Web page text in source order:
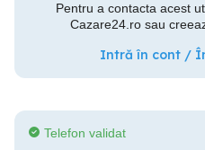
Pentru a contacta acest
Cazare24.ro sau
Intră în cont /
Telefon validat